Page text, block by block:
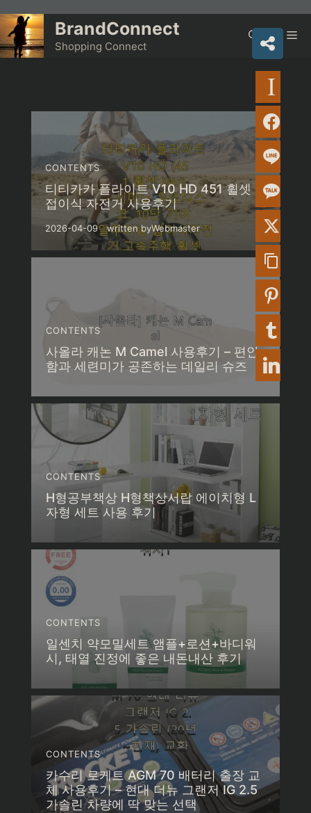
to
content
BrandConnect
Shopping Connect
CONTENTS
티티카카 플라이트 V10 HD 451 휠셋
접이식 자전거 사용후기
2026-04-09 written byWebmaster
CONTENTS
사올라 캐논 M Camel 사용후기 – 편안
함과 세련미가 공존하는 데일리 슈즈
CONTENTS
H형공부책상 H형책상서랍 에이치형 L
자형 세트 사용 후기
CONTENTS
일센치 약모밀세트 앰플+로션+바디워
시, 태열 진정에 좋은 내돈내산 후기
CONTENTS
카수리 로케트 AGM 70 배터리 출장 교
체 사용후기 – 현대 더뉴 그랜저 IG 2.5
가솔린 차량에 딱 맞는 선택